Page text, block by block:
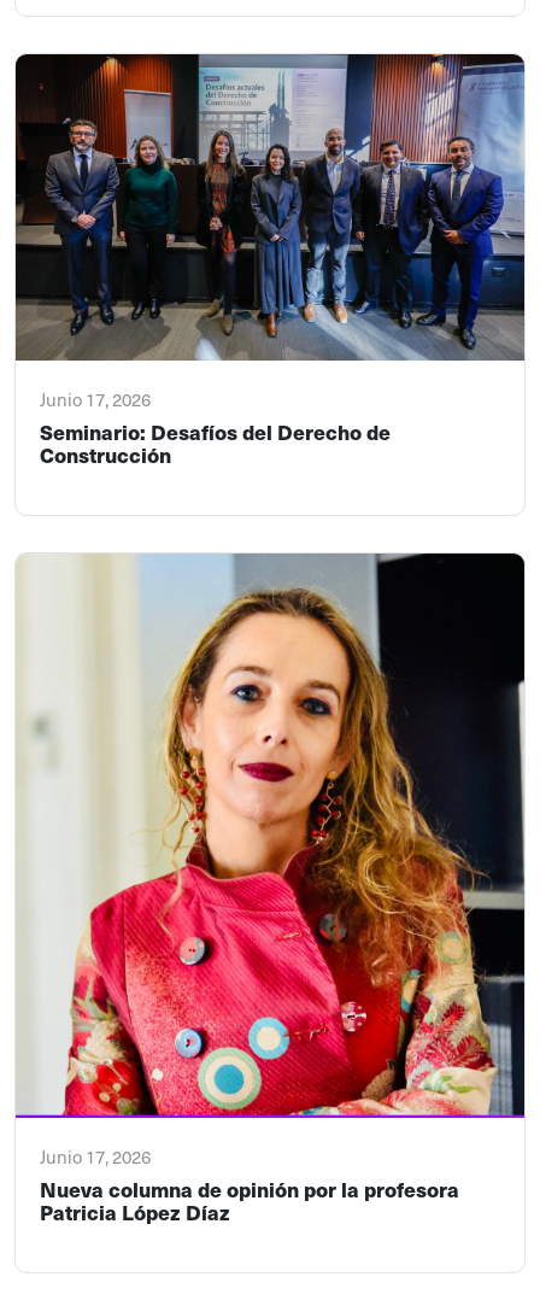
Junio 17, 2026
Seminario: Desafíos del Derecho de
Construcción
Junio 17, 2026
Nueva columna de opinión por la profesora
Patricia López Díaz